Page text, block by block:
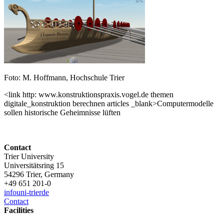
Foto: M. Hoffmann, Hochschule Trier
<link http: www.konstruktionspraxis.vogel.de themen
digitale_konstruktion berechnen articles _blank>Computermodelle
sollen historische Geheimnisse lüften
Contact
Trier University
Universitätsring 15
54296 Trier, Germany
+49 651 201-0
infouni-trierde
Contact
Facilities